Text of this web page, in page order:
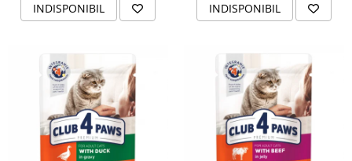
INDISPONIBIL INDISPONIBIL